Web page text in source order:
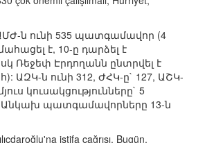
ն ունի 535 պատգամավոր (4
է, 10-ը դարձել է
Ռեջեփ Էրդողանն ընտրվել է
ԱԶԿ-ն ունի 312, ԺՀԿ-ը` 127, ԱՇԿ-
կուսակցությունները` 5
պատգամավորները 13-ն
istifa çağrısı, Bugün,